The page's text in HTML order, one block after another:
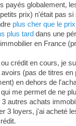
payés globalement,
prix) n'était pas si
plus cher que le
plus tarddans une
en France
crédit en cours, je
(pas de titres en
en dehors de
me permet de ne
autres achats
3 loyers, j'ai acheté